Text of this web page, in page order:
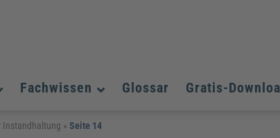
Assistenz und Office-Management
Fachwissen
Assistenz und Office-Management
Glossar Gratis-
Assistenz und Office-Management
Instandhaltung »Seite 14